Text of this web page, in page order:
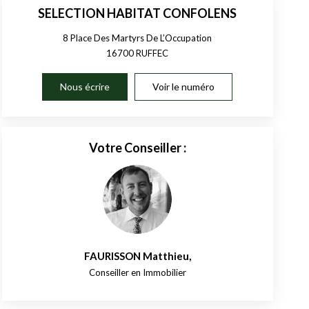
SELECTION HABITAT CONFOLENS
8 Place Des Martyrs De L’Occupation
16700RUFFEC
Nous écrire Voir le numéro
Votre Conseiller :
FAURISSON Matthieu,
Conseiller en Immobilier